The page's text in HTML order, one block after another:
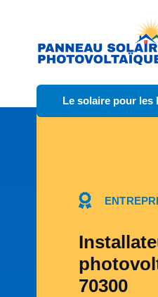
Le solaire pour les
70300